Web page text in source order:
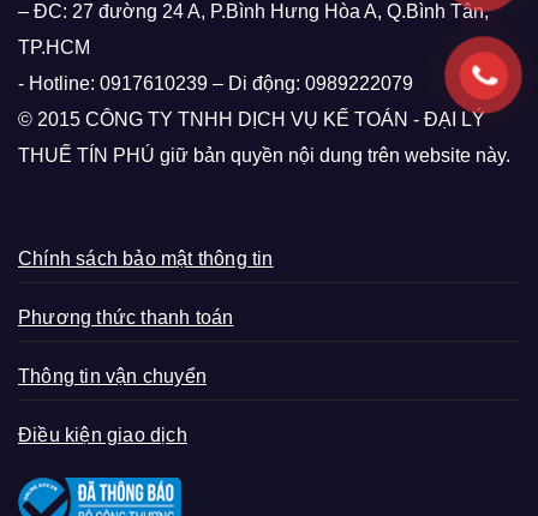
– ĐC: 27 đường 24 A, P.Bình Hưng Hòa A, Q.Bình Tân,
TP.HCM
- Hotline: 0917610239 – Di động: 0989222079
© 2015 CÔNG TY TNHH DỊCH VỤ KẾ TOÁN - ĐẠI LÝ
THUẾ TÍN PHÚ giữ bản quyền nội dung trên website này.
Chính sách bảo mật thông tin
Phương thức thanh toán
Thông tin vận chuyển
Điều kiện giao dịch